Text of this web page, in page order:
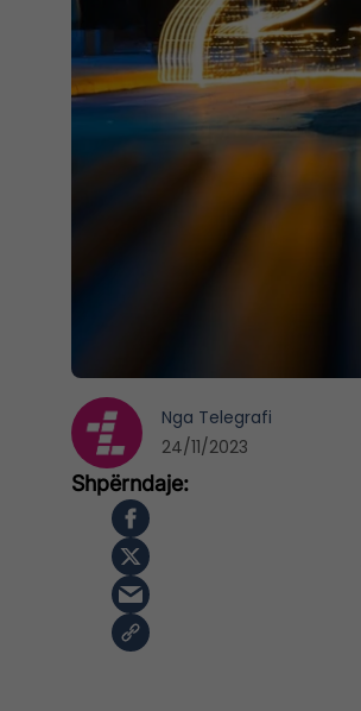
Nga Telegrafi
24/11/2023